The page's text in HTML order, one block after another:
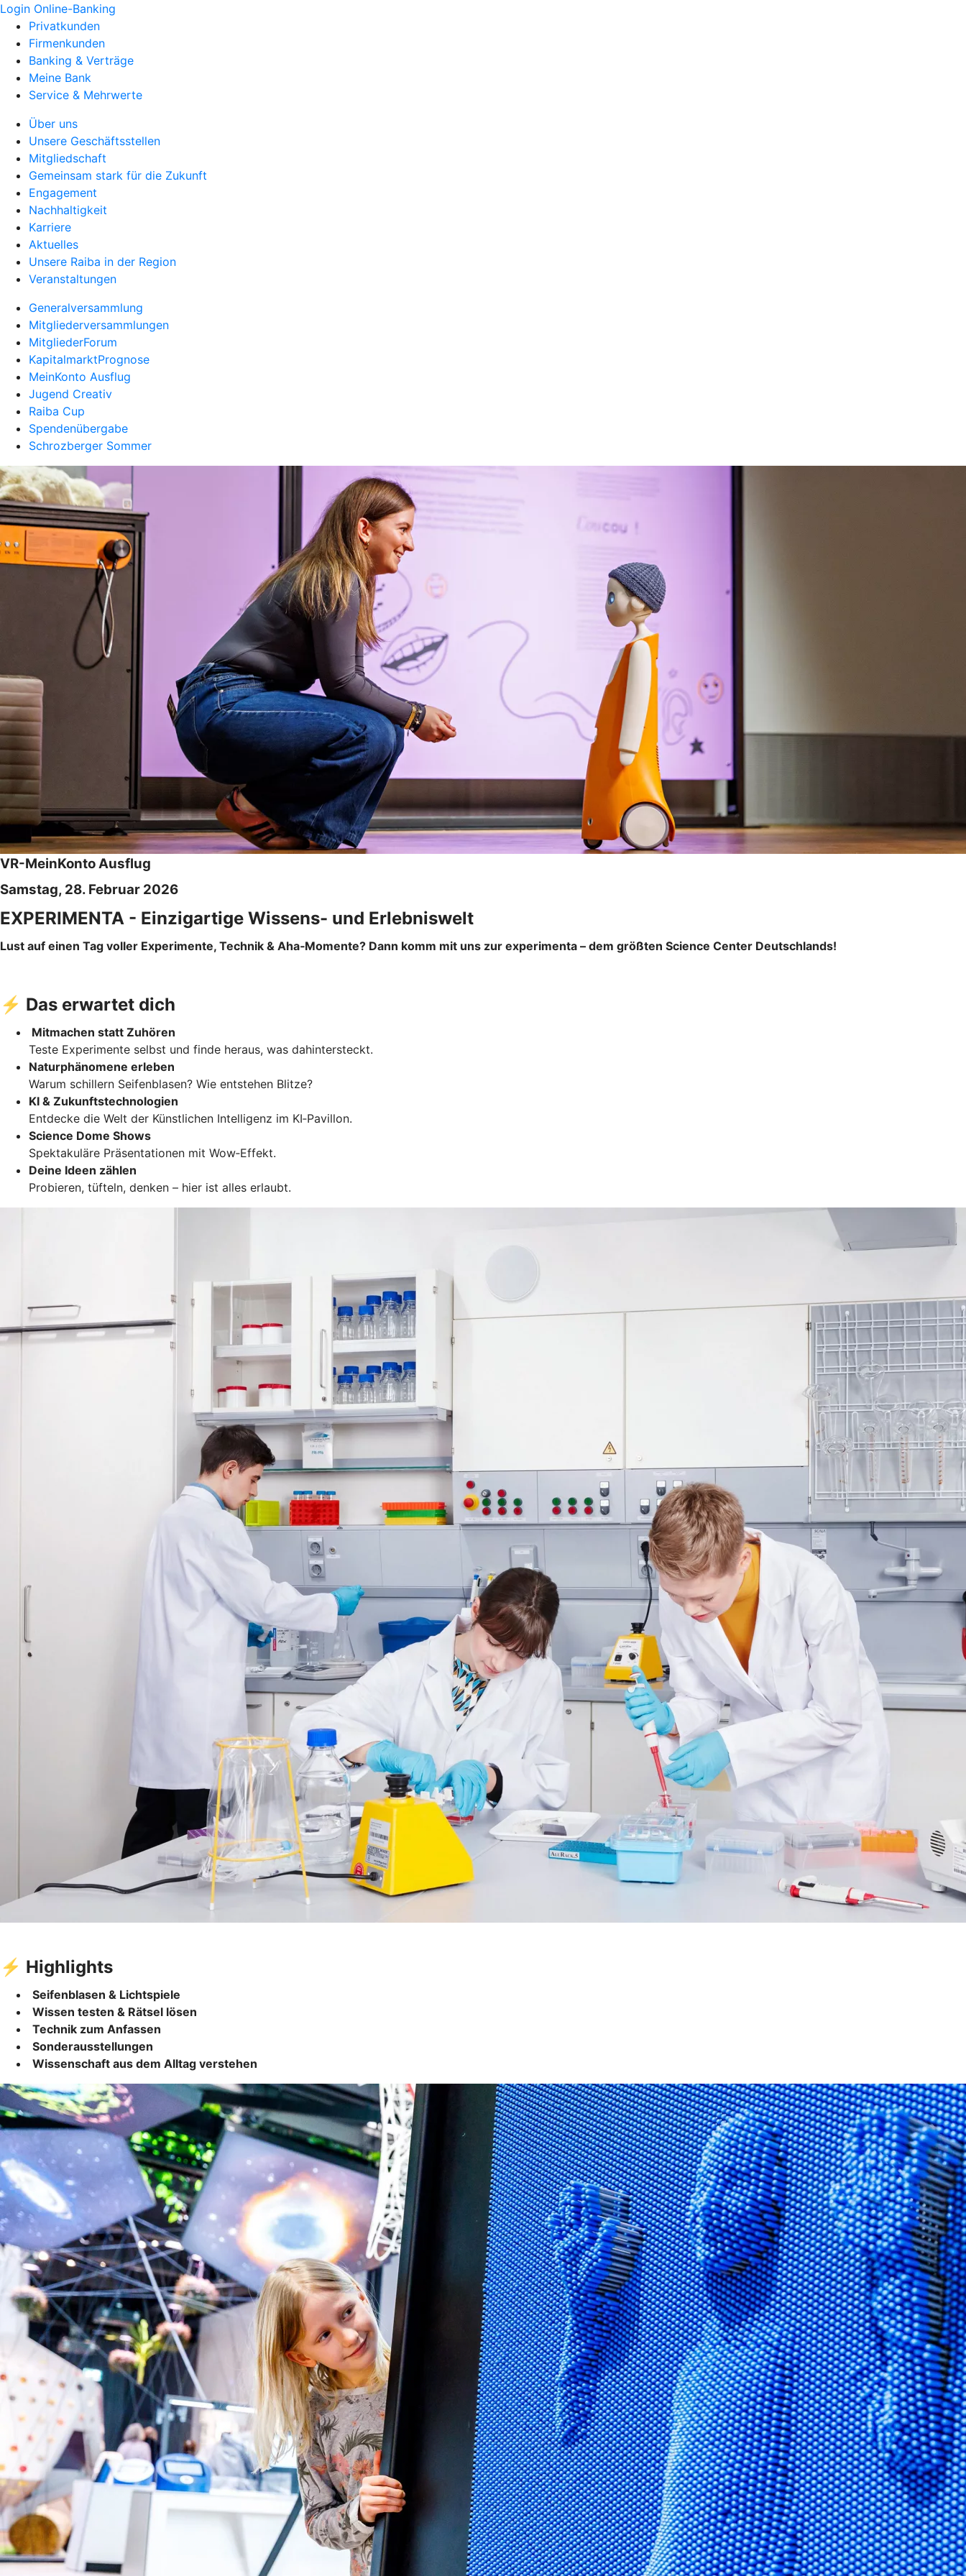
Login Online-Banking
Privatkunden
Firmenkunden
Banking & Verträge
Meine Bank
Service & Mehrwerte
Über uns
Unsere Geschäftsstellen
Mitgliedschaft
Gemeinsam stark für die Zukunft
Engagement
Nachhaltigkeit
Karriere
Aktuelles
Unsere Raiba in der Region
Veranstaltungen
Generalversammlung
Mitgliederversammlungen
MitgliederForum
KapitalmarktPrognose
MeinKonto Ausflug
Jugend Creativ
Raiba Cup
Spendenübergabe
Schrozberger Sommer
VR-MeinKonto Ausflug
Samstag, 28. Februar 2026
EXPERIMENTA - Einzigartige Wissens- und Erlebniswelt
Lust auf einen Tag voller Experimente, Technik & Aha‑Momente? Dann komm mit uns zur experimenta – dem größten Science Center Deutschlands!
⚡ Das erwartet dich
Mitmachen statt Zuhören
Teste Experimente selbst und finde heraus, was dahintersteckt.
Naturphänomene erleben
Warum schillern Seifenblasen? Wie entstehen Blitze?
KI & Zukunftstechnologien
Entdecke die Welt der Künstlichen Intelligenz im KI‑Pavillon.
Science Dome Shows
Spektakuläre Präsentationen mit Wow‑Effekt.
Deine Ideen zählen
Probieren, tüfteln, denken – hier ist alles erlaubt.
⚡ Highlights
Seifenblasen & Lichtspiele
Wissen testen & Rätsel lösen
Technik zum Anfassen
Sonderausstellungen
Wissenschaft aus dem Alltag verstehen